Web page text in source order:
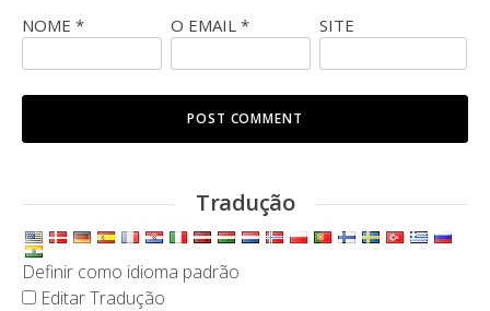
NOME * O EMAIL * SITE
Tradução
Definir como idioma padrão
Editar Tradução